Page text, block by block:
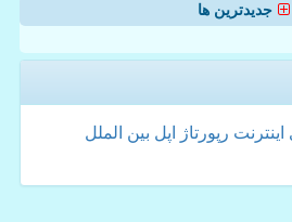
جدیدترین ها
اینترنت رپورتاژ اپل بین الملل